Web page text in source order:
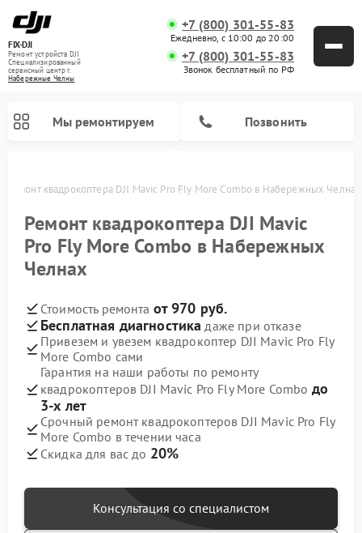
FIX-DJI
Ремонт устройств DJI
Специализированный
cервисный центр г.
Набережные Челны
+7 (800) 301-55-83
Ежедневно, с 10:00 до 20:00
+7 (800) 301-55-83
Звонок бесплатный по РФ
Мы ремонтируем Позвонить
Ремонт квадрокоптера DJI Mavic Pro Fly More Combo в Набережных Челнах
Ремонт квадрокоптера DJI Mavic
Pro Fly More Combo в Набережных
Челнах
Стоимость ремонта от 970 руб.
Бесплатная диагностика даже при отказе
Привезем и увезем квадрокоптер DJI Mavic Pro Fly
More Combo сами
Гарантия на наши работы по ремонту
квадрокоптеров DJI Mavic Pro Fly More Combo до
3-х лет
Срочный ремонт квадрокоптеров DJI Mavic Pro Fly
More Combo в течении часа
Скидка для вас до 20%
Консультация со специалистом